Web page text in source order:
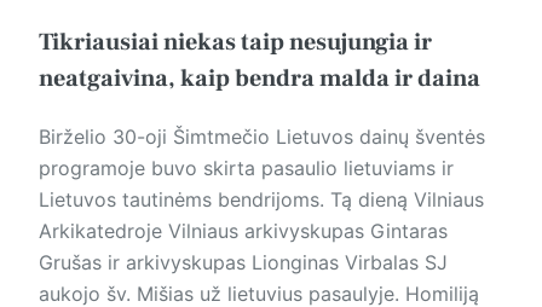
Tikriausiai niekas taip nesujungia ir
neatgaivina, kaip bendra malda ir daina
Birželio 30-oji Šimtmečio Lietuvos dainų šventės
programoje buvo skirta pasaulio lietuviams ir
Lietuvos tautinėms bendrijoms. Tą dieną Vilniaus
Arkikatedroje Vilniaus arkivyskupas Gintaras
Grušas ir arkivyskupas Lionginas Virbalas SJ
aukojo šv. Mišias už lietuvius pasaulyje. Homiliją